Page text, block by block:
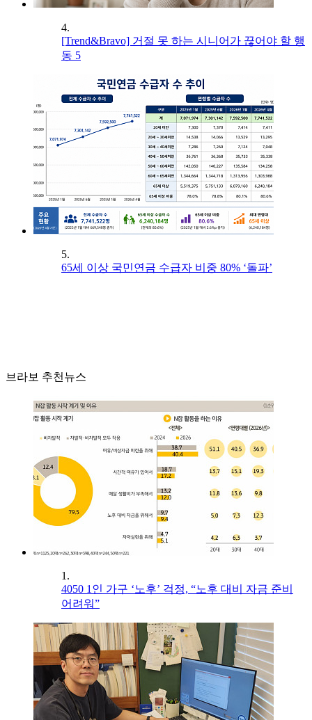
4.
[Trend&Bravo] 거절 못 하는 시니어가 끊어야 할 행
동 5
5.
65세 이상 국민연금 수급자 비중 80% ‘돌파’
브라보 추천뉴스
1.
4050 1인 가구 ‘노후’ 걱정, “노후 대비 자금 준비
어려워”